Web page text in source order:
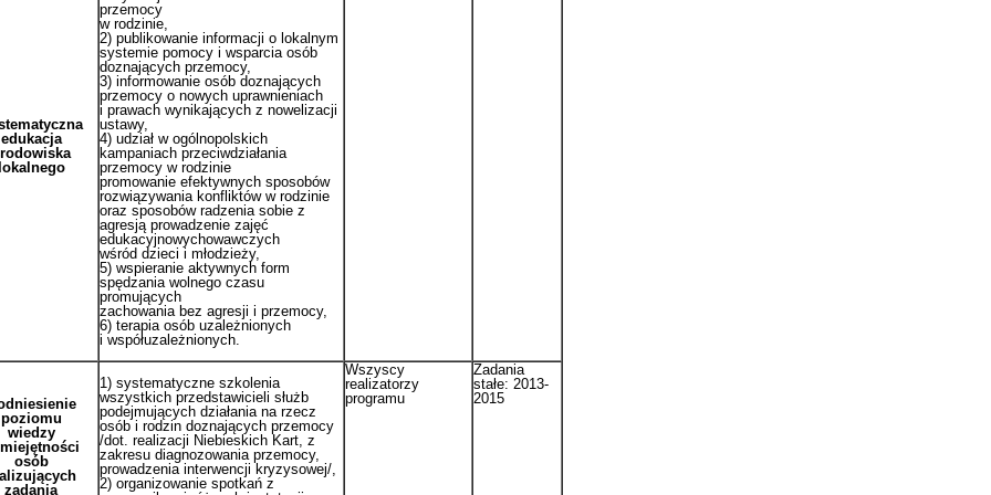
edukacja
lokalnego
przemocy
w rodzinie,
2) publikowanie informacji o lokalnym
systemie pomocy i wsparcia osób
doznających przemocy,
3) informowanie osób doznających
przemocy o nowych uprawnieniach
i prawach wynikających z nowelizacji
ustawy,
4) udział w ogólnopolskich
kampaniach przeciwdziałania
przemocy w rodzinie
promowanie efektywnych sposobów
rozwiązywania konfliktów w rodzinie
oraz sposobów radzenia sobie z
agresją prowadzenie zajęć
edukacyjnowychowawczych
wśród dzieci i młodzieży,
5) wspieranie aktywnych form
spędzania wolnego czasu
promujących
zachowania bez agresji i przemocy,
6) terapia osób uzależnionych
i współuzależnionych.
poziomu
wiedzy
osób
zadania
1) systematyczne szkolenia
wszystkich przedstawicieli służb
podejmujących działania na rzecz
osób i rodzin doznających przemocy
/dot. realizacji Niebieskich Kart, z
zakresu diagnozowania przemocy,
prowadzenia interwencji kryzysowej/,
2) organizowanie spotkań z
Wszyscy
realizatorzy
programu
Zadania
stałe: 2013-
2015
w rodzinie,
przemocy,
promowanie efektywnych
z agresją prowadzenie